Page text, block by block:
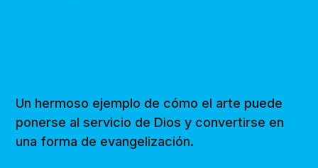
Un hermoso ejemplo de cómo el arte puede
ponerse al servicio de Dios y convertirse en
una forma de evangelización.